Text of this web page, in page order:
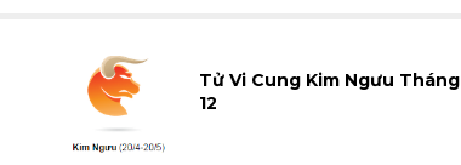
Tử Vi Cung Kim Ngưu Tháng
12